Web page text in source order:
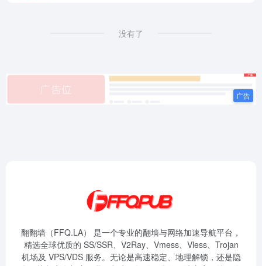
没有了
翻翻墙（FFQ.LA） 是一个专业的翻墙与网络加速导航平台，
精选全球优质的 SS/SSR、V2Ray、Vmess、Vless、Trojan
机场及 VPS/VDS 服务。无论是高速稳定、地理解锁，还是隐